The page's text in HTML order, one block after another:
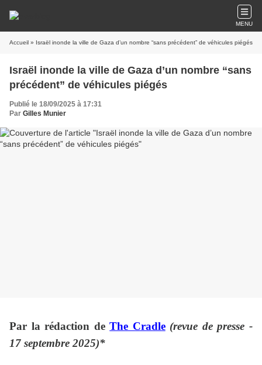
MENU
Accueil » Israël inonde la ville de Gaza d’un nombre “sans précédent” de véhicules piégés
Israël inonde la ville de Gaza d’un nombre “sans
précédent” de véhicules piégés
Publié le 18/09/2025 à 17:31
Par Gilles Munier
Par la rédaction deThe Cradle(revue de presse -
17 septembre 2025)*